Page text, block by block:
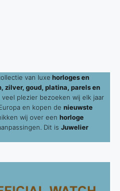
van luxe horloges en
zilver, goud, platina, parels en
veel plezier bezoeken wij elk jaar
en kopen de nieuwste
wij over een horloge
Dit is Juwelier